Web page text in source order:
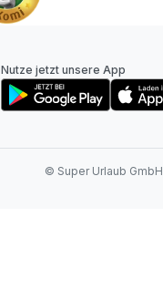
Nutze jetzt unsere App
© Super Urlaub GmbH